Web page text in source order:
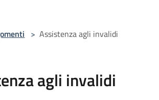
> Assistenza agli invalidi
agli invalidi